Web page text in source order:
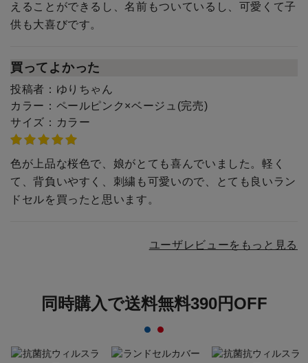
えることができるし、名前もついているし、可愛くて子
供も大喜びです。
買ってよかった
投稿者： ゆりちゃん
カラー： ペールピンク×ベージュ(完売)
サイズ： カラー
色が上品な桜色で、娘がとても喜んでいました。軽く
て、背負いやすく、刺繍も可愛いので、とても良いラン
ドセルを買ったと思います。
ユーザレビューをもっと見る
同時購入で送料無料390円OFF